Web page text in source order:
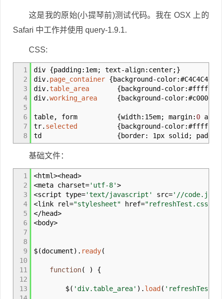
这是我的原始(小提琴前)测试代码。我在 OSX 上的
Safari 中工作并使用 query-1.9.1.
CSS:
1
2
3
4
5
6
7
8
div {padding: 1em; text-align: center;}
div. page_container {background -color:#C4C4C4
div.table_area {background -color:#ffffc0
div.working_area {background -color:#c00000
table, form {width: 15em; margin: 0 auto
tr. selected {background -color:#ffffff
td {border: 1px solid ;
基础文件：
1
2
3
4
5
6
7
8
9
10
11
12
13
<html><head>
<meta charset='utf-8'>
<script type='text/javascript' src='//
<link rel="stylesheet" href="refreshTest.css"
</head>
<body>
$(document) . ready(
function( ) {
$( 'div.table_area' ) . load (